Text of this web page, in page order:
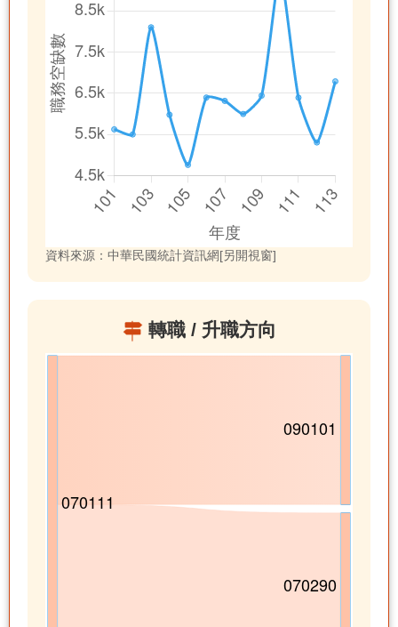
資料來源：中華民國統計資訊網[另開視窗]
轉職 / 升職方向